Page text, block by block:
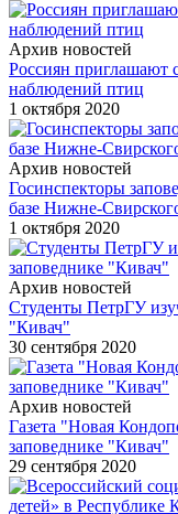
Архив новостей
Россиян приглашают
наблюдений птиц
1 октября 2020
Архив новостей
Госинспекторы
базе Нижне-
1 октября 2020
Архив новостей
Студенты ПетрГУ
"Кивач"
30 сентября 2020
Архив новостей
Газета "Новая
заповеднике "Кивач"
29 сентября 2020